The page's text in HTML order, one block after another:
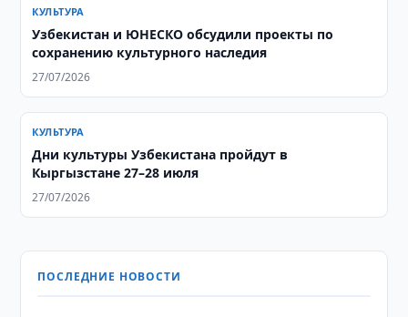
КУЛЬТУРА
Узбекистан и ЮНЕСКО обсудили проекты по
сохранению культурного наследия
27/07/2026
КУЛЬТУРА
Дни культуры Узбекистана пройдут в
Кыргызстане 27–28 июля
27/07/2026
ПОСЛЕДНИЕ НОВОСТИ